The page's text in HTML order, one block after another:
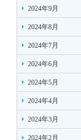
2024年9月
2024年8月
2024年7月
2024年6月
2024年5月
2024年4月
2024年3月
2024年2月